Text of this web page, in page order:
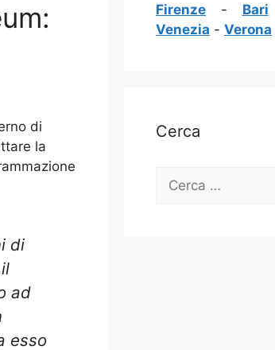
di
la
di
ad
esso
Firenze - Bari
Venezia - Verona
Cerca
Ricerca